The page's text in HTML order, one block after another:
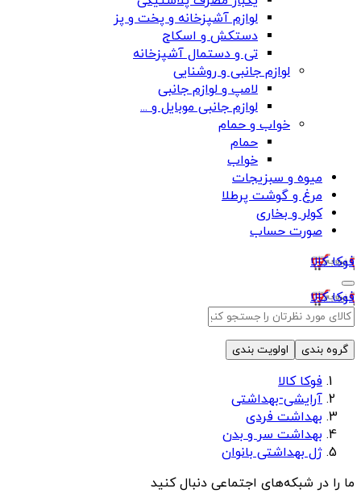
لوازم آشپزخانه و پخت و پز
دستکش و اسکاج
تی و دستمال آشپزخانه
لوازم جانبی و روشنایی
لامپ و لوازم جانبی
لوازم جانبی موبایل و ...
خواب و حمام
حمام
خواب
میوه و سبزیجات
مرغ و گوشت پرطلا
کولر و بخاری
صورت حساب
فوکا کالا
فوکا کالا
گروه بندی اولویت بندی
فوکا کالا
آرایشی-بهداشتی
بهداشت فردی
بهداشت سر و بدن
ژل بهداشتی بانوان
ما را در شبکه‌های اجتماعی دنبال کنید